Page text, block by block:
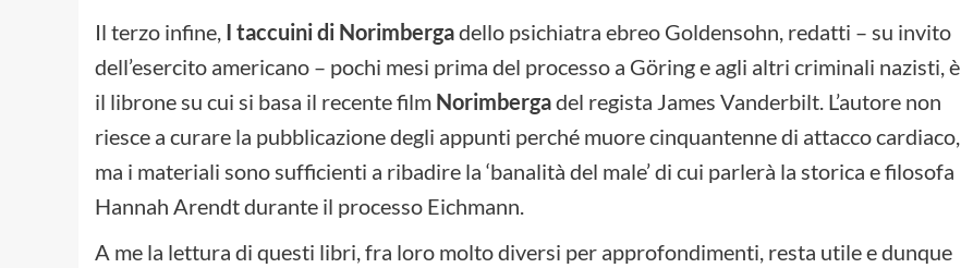
Il terzo infine, I taccuini di Norimbergadello psichiatra ebreo Goldensohn, redatti – su invito
dell’esercito americano – pochi mesi prima del processo a Göring e agli altri criminali nazisti, è
il librone su cui si basa il recente film Norimbergadel regista James Vanderbilt. L’autore non
riesce a curare la pubblicazione degli appunti perché muore cinquantenne di attacco cardiaco,
ma i materiali sono sufficienti a ribadire la ‘banalità del male’ di cui parlerà la storica e filosofa
Hannah Arendt durante il processo Eichmann.
A me la lettura di questi libri, fra loro molto diversi per approfondimenti, resta utile e dunque